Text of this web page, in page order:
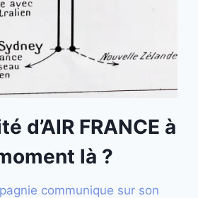
d’AIR FRANCE à
là ?
communique sur son